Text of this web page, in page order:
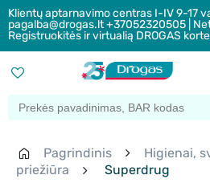
Klientų aptarnavimo centras I-IV 9-17
pagalba@drogas.lt +37052320505 |
Registruokitės ir virtualią DROGAS
Pagrindinis Higienai,
priežiūra
Superdrug